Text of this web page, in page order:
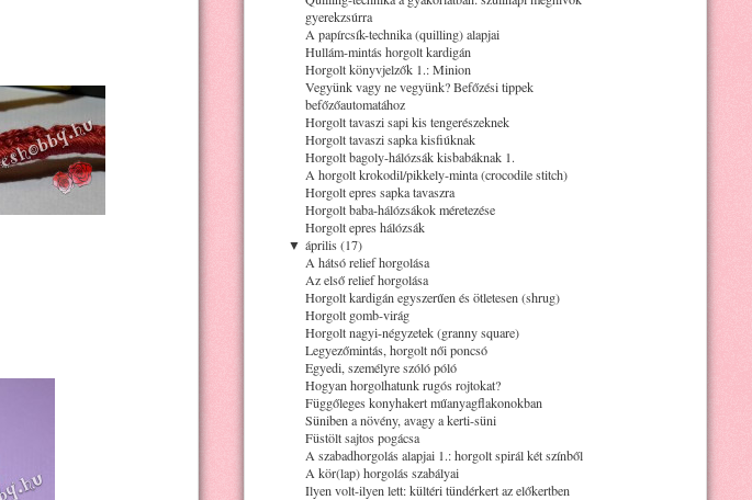
gyerekzsúrra
A papírcsík-technika (quilling) alapjai
Hullám-mintás horgolt kardigán
Horgolt könyvjelzők 1.: Minion
Vegyünk vagy ne vegyünk? Befőzési tippek
befőzőautomatához
Horgolt tavaszi sapi kis tengerészeknek
Horgolt tavaszi sapka kisfiúknak
Horgolt bagoly-hálózsák kisbabáknak 1.
A horgolt krokodil/pikkely-minta (crocodile stitch)
Horgolt epres sapka tavaszra
Horgolt baba-hálózsákok méretezése
Horgolt epres hálózsák
▼ április (17)
A hátsó relief horgolása
Az első relief horgolása
Horgolt kardigán egyszerűen és ötletesen (shrug)
Horgolt gomb-virág
Horgolt nagyi-négyzetek (granny square)
Legyezőmintás, horgolt női poncsó
Egyedi, személyre szóló póló
Hogyan horgolhatunk rugós rojtokat?
Függőleges konyhakert műanyagflakonokban
Süniben a növény, avagy a kerti-süni
Füstölt sajtos pogácsa
A szabadhorgolás alapjai 1.: horgolt spirál két színből
A kör(lap) horgolás szabályai
Ilyen volt-ilyen lett: kültéri tündérkert az előkertben